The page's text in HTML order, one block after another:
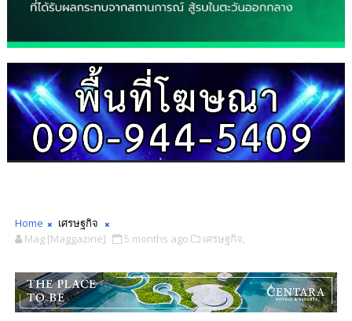
Home
เศรษฐกิจ
Mag [Maggazine]
5 months ago เศรษฐกิจ,